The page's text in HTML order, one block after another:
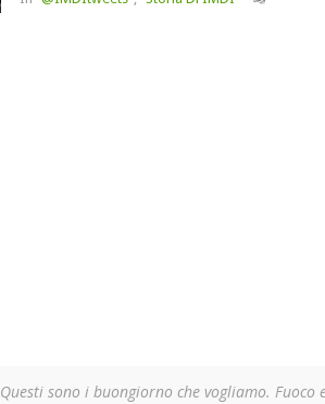
Questi sono i buongiorno che vogliamo. Fuoco